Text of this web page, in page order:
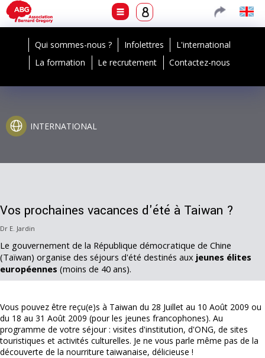
Qui sommes-nous ? Infolettres
L'international
La formation
Le recrutement Contactez-nous
INTERNATIONAL
Vos prochaines vacances d'été à Taiwan ?
Dr E. Jardin
Le gouvernement de la République démocratique de Chine
(Taïwan) organise des séjours d'été destinés aux jeunes élites
européennes (moins de 40 ans).
Vous pouvez être reçu(e)s à Taiwan du 28 Juillet au 10 Août 2009 ou
du 18 au 31 Août 2009 (pour les jeunes francophones). Au
programme de votre séjour : visites d'institution, d'ONG, de sites
touristiques et activités culturelles. Je ne vous parle même pas de la
découverte de la nourriture taiwanaise, délicieuse !